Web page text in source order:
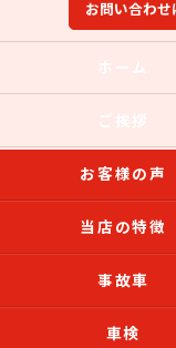
お問い合わせ
お客様の声
当店の特徴
事故車
車検